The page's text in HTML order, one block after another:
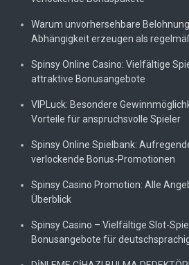
Warum unvorhersehbare
Abhängigkeit erzeugen als
Spinsy Online Casino: Vielfältige
attraktive Bonusangebote
VIPLuck: Besondere
Vorteile für anspruchsvolle Spieler
Spinsy Online Spielbank:
verlockende Bonus-Promotionen
Spinsy Casino Promotion: Alle
Überblick
Spinsy Casino – Vielfältige Slot-
Bonusangebote für